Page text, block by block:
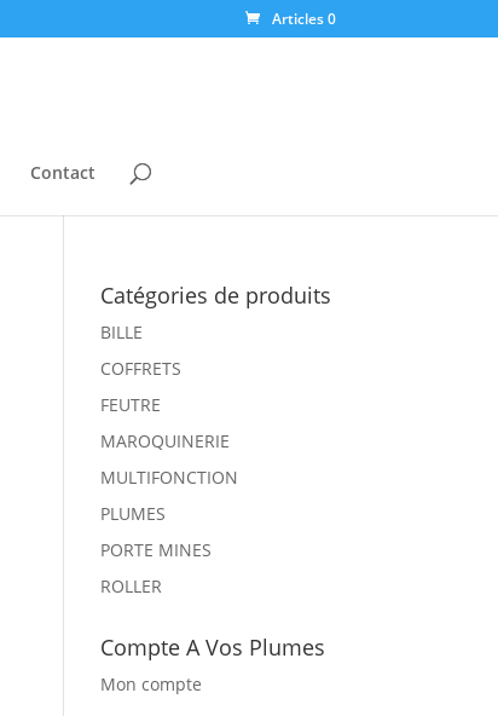
Articles 0
Contact
Catégories de produits
BILLE
COFFRETS
FEUTRE
MAROQUINERIE
MULTIFONCTION
PLUMES
PORTE MINES
ROLLER
Compte A Vos Plumes
Mon compte